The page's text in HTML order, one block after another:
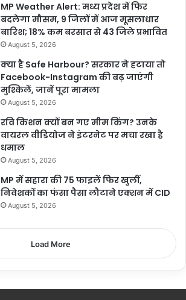
MP Weather Alert: मध्य प्रदेश में फिर
बदलेगा मौसम, 9 जिलों में आज मूसलाधार
बारिश; 18% कम बरसात से 43 जिले प्रभावित
August 5, 2026
क्या है Safe Harbour? सरकार ने हटाया तो
Facebook-Instagram की बढ़ जाएंगी
मुश्किलें, जानें पूरा मामला
August 5, 2026
रवि किशन क्यों बन गए मीम किंग? उनके
वायरल वीडियोज ने इंटरनेट पर मचा रखा है
धमाल
August 5, 2026
MP में सहारा की 75 फाइलें फिर खुलीं,
निवेशकों का फंसा पैसा लौटाने एक्शन में CID
August 5, 2026
Load More